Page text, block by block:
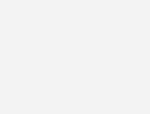
verbraucht.
vor
für kleine
das Unternehmen politische Forderungen
DC sollten die Einspeisungen der
wie bisher weiter nicht direktvermarktet